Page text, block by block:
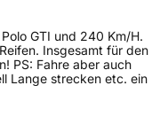
GTI und 240 Km/H.
Insgesamt für den
PS: Fahre aber auch
Lange strecken etc. ein